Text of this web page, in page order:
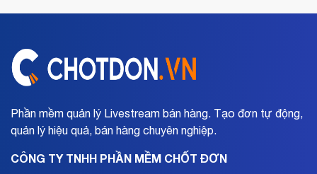
Phần mềm quản lý Livestream bán hàng. Tạo đơn tự động,
quản lý hiệu quả, bán hàng chuyên nghiệp.
CÔNG TY TNHH PHẦN MỀM CHỐT ĐƠN